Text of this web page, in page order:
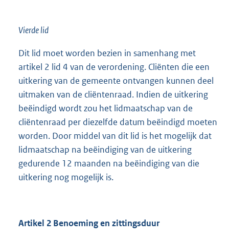
Vierde lid
Dit lid moet worden bezien in samenhang met
artikel 2 lid 4 van de verordening. Cliënten die een
uitkering van de gemeente ontvangen kunnen deel
uitmaken van de cliëntenraad. Indien de uitkering
beëindigd wordt zou het lidmaatschap van de
cliëntenraad per diezelfde datum beëindigd moeten
worden. Door middel van dit lid is het mogelijk dat
lidmaatschap na beëindiging van de uitkering
gedurende 12 maanden na beëindiging van die
uitkering nog mogelijk is.
Artikel 2 Benoeming en zittingsduur